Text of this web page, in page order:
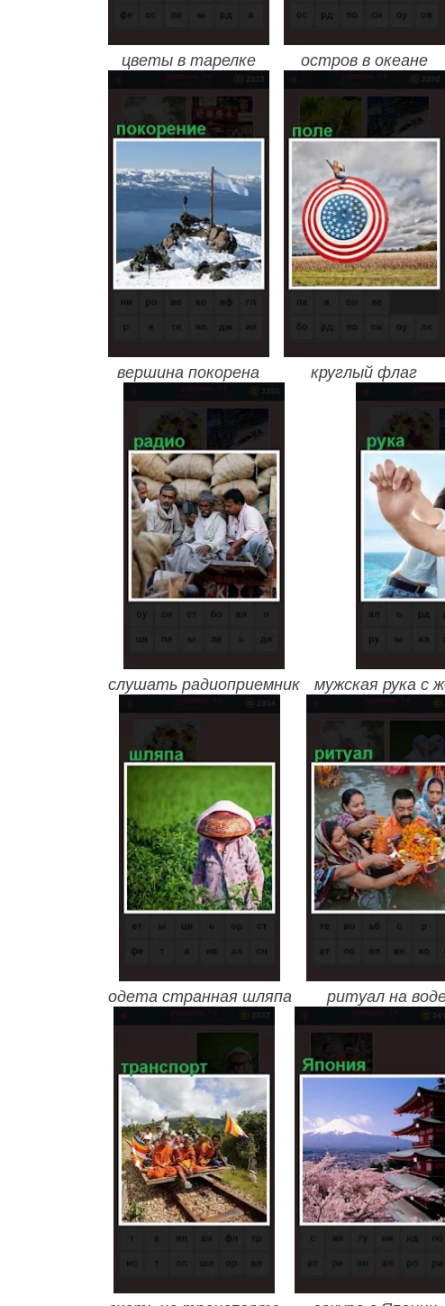
цветы в тарелке остров в океане
вершина покорена круглый флаг
слушать радиоприемник мужская рука с
одета странная шляпа ритуал на